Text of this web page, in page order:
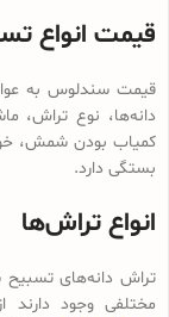
قیمت انواع
قیمت سندلوس به
دانه‌ها، نوع تراش،
کمیاب بودن شمش،
بستگی دارد.
انواع تراش‌ها
تراش دانه‌های تسبیح
مختلفی وجود دارند